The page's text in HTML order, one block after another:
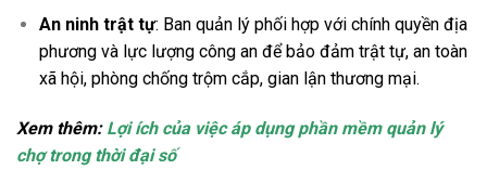
An ninh trật tự: Ban quản lý phối hợp với chính quyền địa
phương và lực lượng công an để bảo đảm trật tự, an toàn
xã hội, phòng chống trộm cắp, gian lận thương mại.
Xem thêm: Lợi ích của việc áp dụng phần mềm quản lý
chợ trong thời đại số